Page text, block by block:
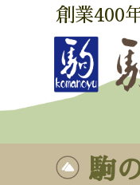
創業400
駒